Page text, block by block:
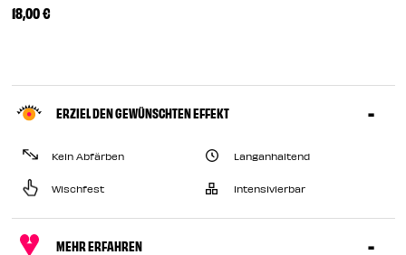
18,00 €
ERZIEL DEN GEWÜNSCHTEN EFFEKT
Kein Abfärben Langanhaltend
Wischfest Intensivierbar
MEHR ERFAHREN